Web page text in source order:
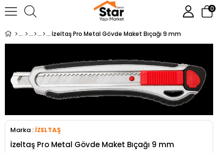
0
İzeltaş Pro Metal Gövde Maket Bıçağı 9 mm
Marka :İZELTAŞ
İzeltaş Pro Metal Gövde Maket Bıçağı 9 mm